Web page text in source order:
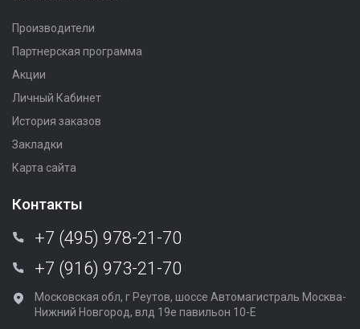
Производители
Партнерская программа
Акции
Личный Кабинет
История заказов
Закладки
Карта сайта
Контакты
+7 (495) 978-21-70
+7 (916) 973-21-70
Московская обл, г Реутов, шоссе Автомагистраль Москва-
Нижний Новгород, влд 19е павильон 10-Е